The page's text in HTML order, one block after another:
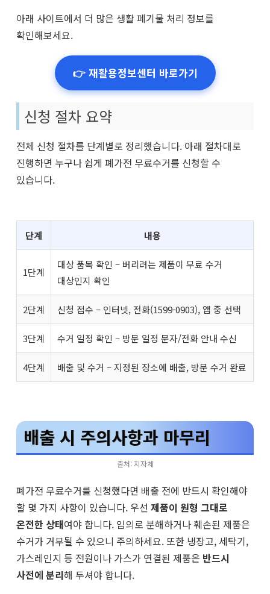
아래 사이트에서 더 많은 생활 폐기물 처리 정보를
확인해보세요.
👉 재활용정보센터 바로가기
신청 절차 요약
전체 신청 절차를 단계별로 정리했습니다. 아래 절차대로
진행하면 누구나 쉽게 폐가전 무료수거를 신청할 수
있습니다.
단계 내용
1단계
대상 품목 확인 – 버리려는 제품이 무료 수거
대상인지 확인
2단계 신청 접수 – 인터넷, 전화(1599-0903), 앱 중 선택
3단계 수거 일정 확인 – 방문 일정 문자/전화 안내 수신
4단계 배출 및 수거 – 지정된 장소에 배출, 방문 수거 완료
배출 시 주의사항과 마무리
출처: 지자체
폐가전 무료수거를 신청했다면 배출 전에 반드시 확인해야
할 몇 가지 사항이 있습니다. 우선 제품이 원형 그대로
온전한 상태여야 합니다. 임의로 분해하거나 훼손된 제품은
수거가 거부될 수 있으니 주의하세요. 또한 냉장고, 세탁기,
가스레인지 등 전원이나 가스가 연결된 제품은 반드시
사전에 분리해 두셔야 합니다.